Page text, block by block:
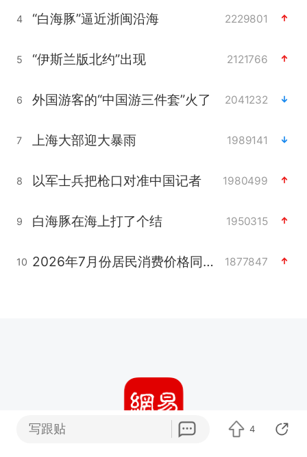
4 “白海豚”逼近浙闽沿海 2229801
5 “伊斯兰版北约”出现 2121766
6 外国游客的“中国游三件套”火了 2041232
7 上海大部迎大暴雨 1989141
8 以军士兵把枪口对准中国记者 1980499
9 白海豚在海上打了个结 1950315
10 2026年7月份居民消费价格同比上涨0.5% 1877847
写跟贴 4